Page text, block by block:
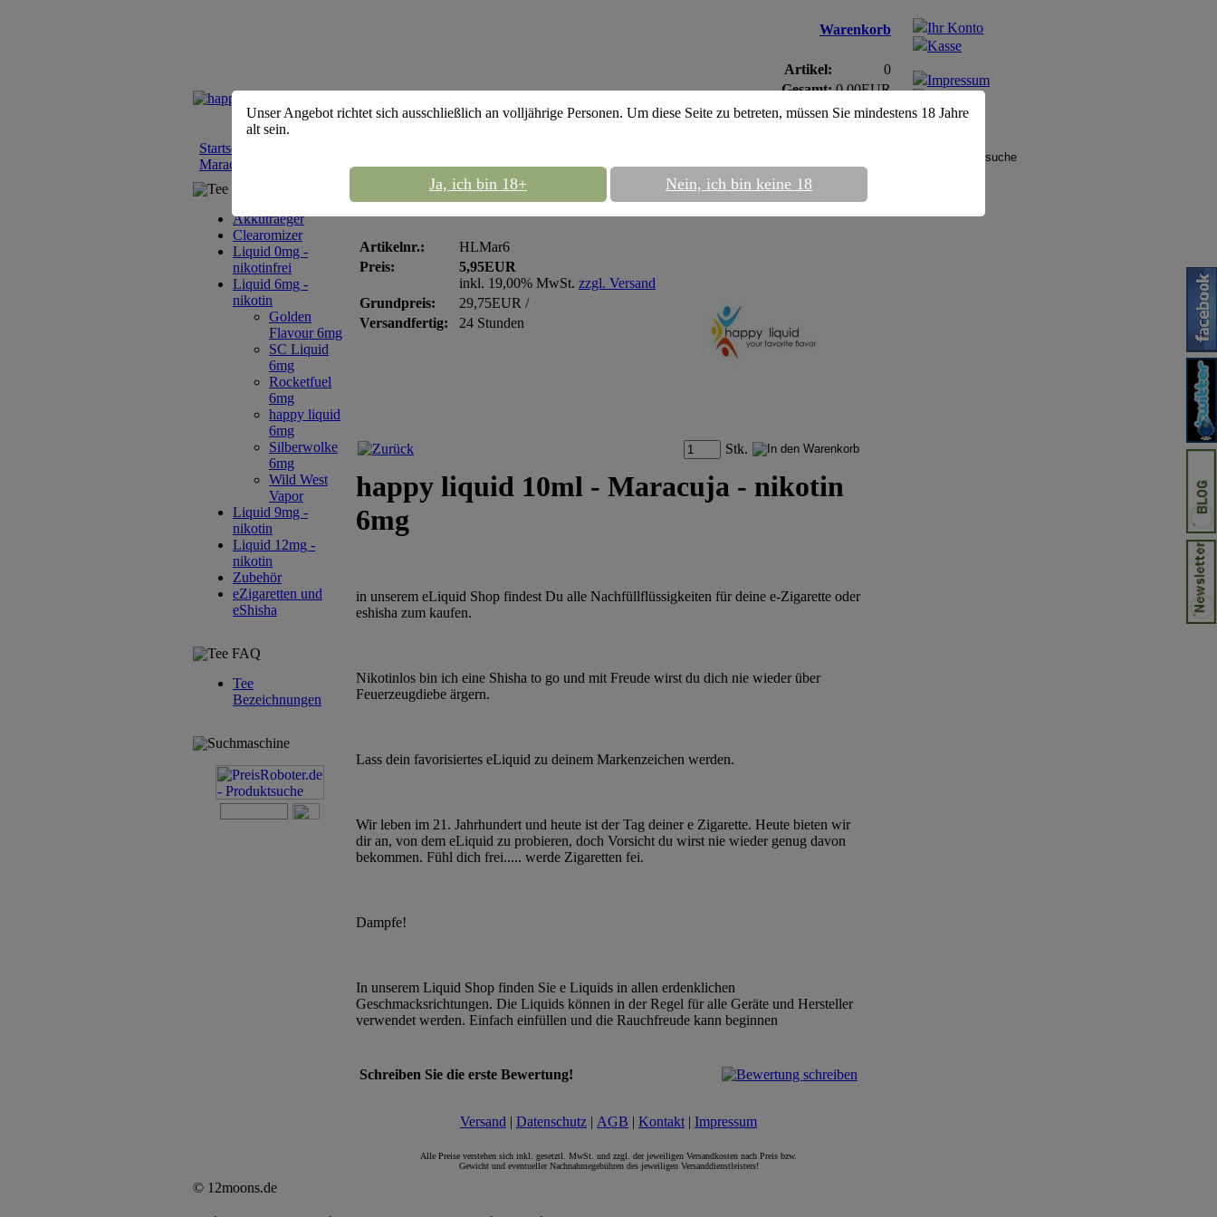
Warenkorb
Artikel:
0
Gesamt: 0,00EUR
Ihr Konto
Kasse
Impressum
Startseite
Maracuja - nikotin 6mg
Tee Sortiment
Akkutraeger
Clearomizer
Liquid 0mg -
nikotinfrei
Liquid 6mg -
nikotin
Golden
Flavour 6mg
SC Liquid
6mg
Rocketfuel
6mg
happy liquid
6mg
Silberwolke
6mg
Wild West
Vapor
Liquid 9mg -
nikotin
Liquid 12mg -
nikotin
Zubehör
eZigaretten und
eShisha
Tee FAQ
Tee
Bezeichnungen
Suchmaschine
happy liquid 10ml - Maracuja - nikotin 6mg
Artikelnr.:
HLMar6
Preis:
5,95EUR
inkl. 19,00% MwSt. zzgl. Versand
Grundpreis:
29,75EUR /
Versandfertig:
24 Stunden
Stk.
happy liquid 10ml - Maracuja - nikotin
6mg
in unserem eLiquid Shop findest Du alle Nachfüllflüssigkeiten für deine e-Zigarette oder
eshisha zum kaufen.
Nikotinlos bin ich eine Shisha to go und mit Freude wirst du dich nie wieder über
Feuerzeugdiebe ärgern.
Lass dein favorisiertes eLiquid zu deinem Markenzeichen werden.
Wir leben im 21. Jahrhundert und heute ist der Tag deiner e Zigarette. Heute bieten wir
dir an, von dem eLiquid zu probieren, doch Vorsicht du wirst nie wieder genug davon
bekommen. Fühl dich frei..... werde Zigaretten fei.
Dampfe!
In unserem Liquid Shop finden Sie e Liquids in allen erdenklichen
Geschmacksrichtungen. Die Liquids können in der Regel für alle Geräte und Hersteller
verwendet werden. Einfach einfüllen und die Rauchfreude kann beginnen
Schreiben Sie die erste Bewertung!
Versand | Datenschutz | AGB | Kontakt | Impressum
Alle Preise verstehen sich inkl. gesetztl. MwSt. und zzgl. der jeweiligen Versandkosten nach Preis bzw.
Gewicht und eventueller Nachnahmegebühren des jeweiligen Versanddienstleisters!
© 12moons.de
Unser Angebot richtet sich ausschließlich an volljährige Personen. Um diese Seite zu betreten, müssen Sie mindestens 18 Jahre
alt sein.
Ja, ich bin 18+ Nein, ich bin keine 18